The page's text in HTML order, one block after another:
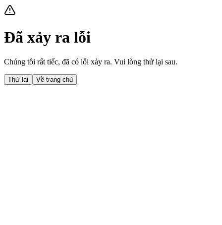
Đã xảy ra lỗi
Chúng tôi rất tiếc, đã có lỗi xảy ra. Vui lòng thử lại sau.
Thử lại Về trang chủ